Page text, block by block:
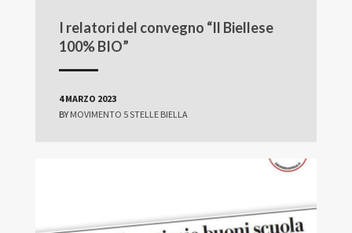
I relatori del convegno “Il Biellese
100% BIO”
4 MARZO 2023
BY MOVIMENTO 5 STELLE BIELLA